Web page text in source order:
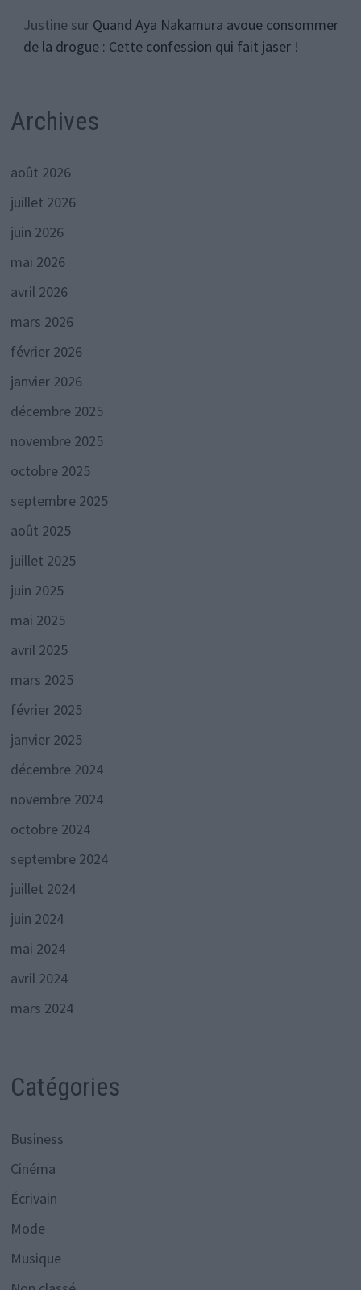
Justinesur Quand Aya Nakamura avoue consommer
de la drogue : Cette confession qui fait jaser !
Archives
août 2026
juillet 2026
juin 2026
mai 2026
avril 2026
mars 2026
février 2026
janvier 2026
décembre 2025
novembre 2025
octobre 2025
septembre 2025
août 2025
juillet 2025
juin 2025
mai 2025
avril 2025
mars 2025
février 2025
janvier 2025
décembre 2024
novembre 2024
octobre 2024
septembre 2024
juillet 2024
juin 2024
mai 2024
avril 2024
mars 2024
Catégories
Business
Cinéma
Écrivain
Mode
Musique